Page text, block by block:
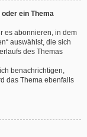
ein Thema
es abonnieren, in dem
auswählst, die sich
des Themas
benachrichtigen,
das Thema ebenfalls